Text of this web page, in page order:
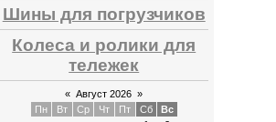
Шины для погрузчиков
Колеса и ролики для
тележек
« Август 2026 »
Пн
Вт Ср Чт Пт Сб
Вс